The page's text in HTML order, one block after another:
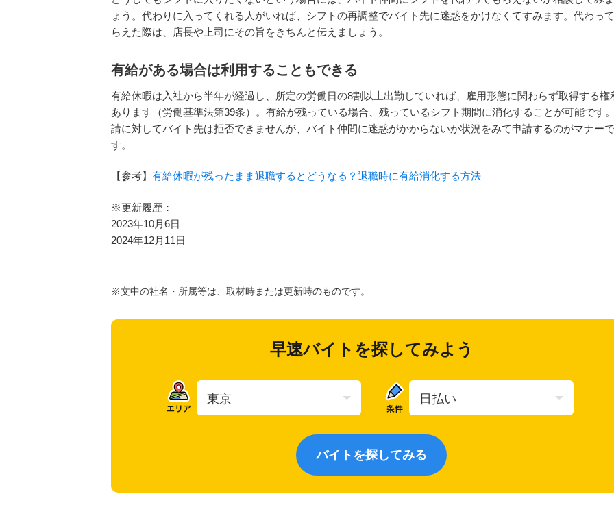
ょう。代わりに入ってくれる人がいれば、シフトの再調整でバイト先に迷惑をかけなくてすみます。代わっ
らえた際は、店長や上司にその旨をきちんと伝えましょう。
有給がある場合は利用することもできる
有給休暇は入社から半年が経過し、所定の労働日の8割以上出勤していれば、雇用形態に関わらず取得する権
あります（労働基準法第39条）。有給が残っている場合、残っているシフト期間に消化することが可能です
請に対してバイト先は拒否できませんが、バイト仲間に迷惑がかからないか状況をみて申請するのがマナーで
す。
【参考】 有給休暇が残ったまま退職するとどうなる？退職時に有給消化する方法
※更新履歴：
2023年10月6日
2024年12月11日
※文中の社名・所属等は、取材時または更新時のものです。
早速バイトを探してみよう